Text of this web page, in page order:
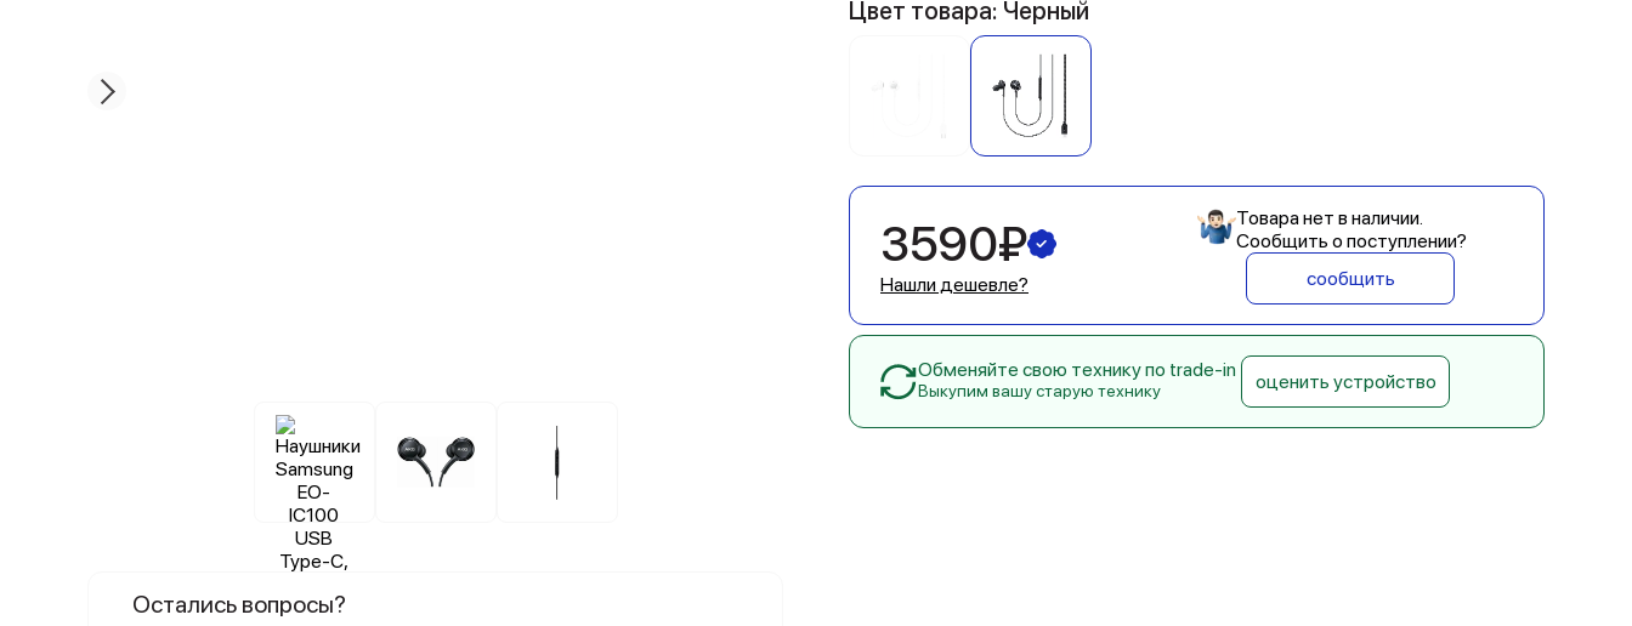
Остались вопросы?
Цвет товара: Черный
3590₽
Нашли дешевле?
Товара нет в наличии.
Сообщить о поступлении?
сообщить
Обменяйте свою технику по trade-in
Выкупим вашу старую технику оценить устройство